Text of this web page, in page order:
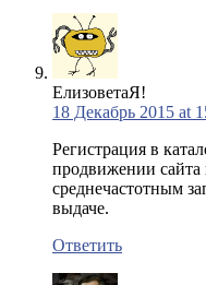
ЕлизоветаЯ!
18 Декабрь 2015 at
Регистрация в
продвижении сайта
среднечастотным
выдаче.
Ответить